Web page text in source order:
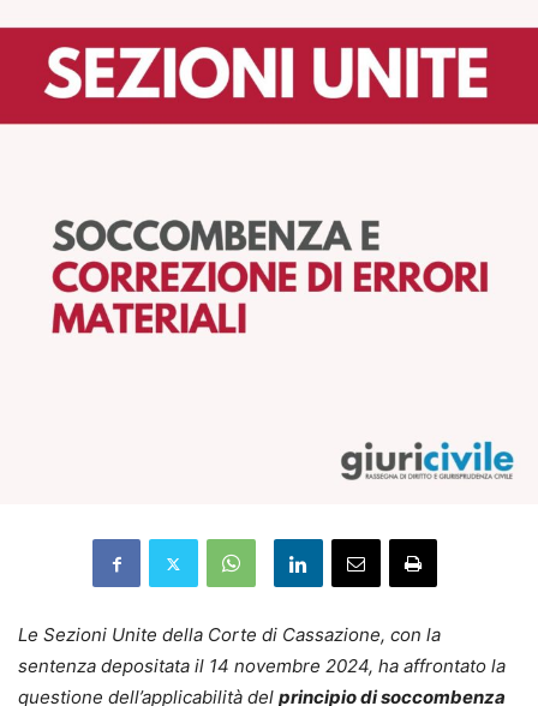
Le Sezioni Unite della Corte di Cassazione, con la
sentenza depositata il 14 novembre 2024, ha affrontato la
questione dell’applicabilità del principio di soccombenza